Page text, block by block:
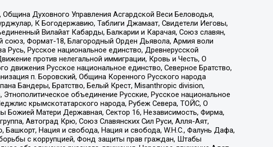
Духовного Управления Асгардской Веси Беловодья,
К Богодержавию, Таблиги Джамаат, Свидетели Иеговы,
Вилайат Кабарды, Балкарии и Карачая, Союз славян,
союз, Формат-18, Благородный Орден Дьявола, Армия воли
Русское национальное единство, Древнерусской
против нелегальной иммиграции, Кровь и Честь, О
движения Русское национальное единство, Северное Братство,
п. Боровский, Община Коренного Русского народа
Бандеры, Братство, Белый Крест, Misanthropic division,
объединение Русские, Русское национальное
крымскотатарского народа, Рубеж Севера, ТОЙС, О
Божией Матери Державная, Сектор 16, Независимость, Фирма,
Автоград Крю, Союз Славянских Сил Руси, Алля-Аят,
Башкорт, Нация и свобода, Нация и свобода, W.H.С., Фалунь Дафа,
с коррупцией, Фонд защиты прав граждан, Штабы